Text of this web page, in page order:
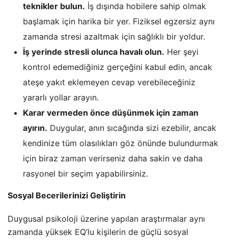
teknikler bulun. İş dışında hobilere sahip olmak
başlamak için harika bir yer. Fiziksel egzersiz aynı
zamanda stresi azaltmak için sağlıklı bir yoldur.
İş yerinde stresli olunca havalı olun. Her şeyi
kontrol edemediğiniz gerçeğini kabul edin, ancak
ateşe yakıt eklemeyen cevap verebileceğiniz
yararlı yollar arayın.
Karar vermeden önce düşünmek için zaman
ayırın. Duygular, anın sıcağında sizi ezebilir, ancak
kendinize tüm olasılıkları göz önünde bulundurmak
için biraz zaman verirseniz daha sakin ve daha
rasyonel bir seçim yapabilirsiniz.
Sosyal Becerilerinizi Geliştirin
Duygusal psikoloji üzerine yapılan araştırmalar aynı
zamanda yüksek EQ’lu kişilerin de güçlü sosyal